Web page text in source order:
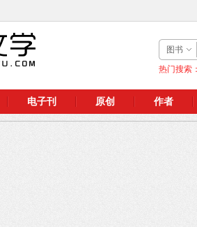
图书
热门搜索
电子刊 原创 作者